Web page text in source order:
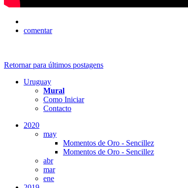
comentar
Retornar para últimos postagens
Uruguay
Mural
Como Iniciar
Contacto
2020
may
Momentos de Oro - Sencillez
Momentos de Oro - Sencillez
abr
mar
ene